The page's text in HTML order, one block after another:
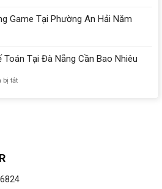
Game Tại Phường An Hải Năm
Toán Tại Đà Nẵng Cần Bao Nhiêu
bị tắtở
Bao